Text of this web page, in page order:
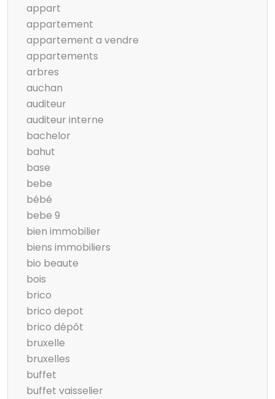
appart
appartement
appartement a vendre
appartements
arbres
auchan
auditeur
auditeur interne
bachelor
bahut
base
bebe
bébé
bebe 9
bien immobilier
biens immobiliers
bio beaute
bois
brico
brico depot
brico dépôt
bruxelle
bruxelles
buffet
buffet vaisselier